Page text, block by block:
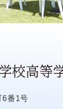
6番1号